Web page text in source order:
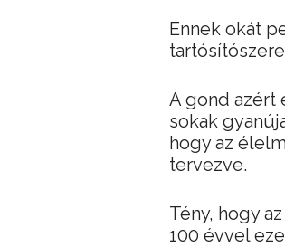
Ennek okát
A gond azért
sokak
hogy az
tervezve.
Tény, hogy
100 évvel